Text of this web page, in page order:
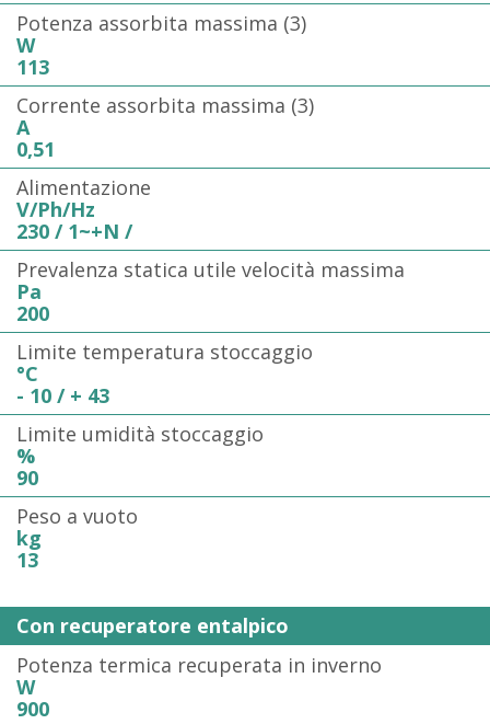
Potenza assorbita massima (3)
W
113
Corrente assorbita massima (3)
A
0,51
Alimentazione
V/Ph/Hz
230 / 1~+N /
Prevalenza statica utile velocità massima
Pa
200
Limite temperatura stoccaggio
°C
- 10 / + 43
Limite umidità stoccaggio
%
90
Peso a vuoto
kg
13
Con recuperatore entalpico
Potenza termica recuperata in inverno
W
900